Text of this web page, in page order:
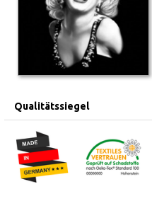
Qualitätssiegel